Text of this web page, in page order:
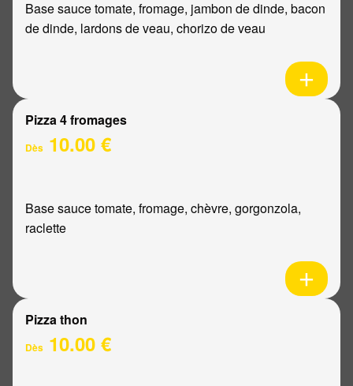
Base sauce tomate, fromage, jambon de dinde, bacon
de dinde, lardons de veau, chorizo de veau
Pizza 4 fromages
Dès 10.00 €
Base sauce tomate, fromage, chèvre, gorgonzola,
raclette
Pizza thon
Dès 10.00 €